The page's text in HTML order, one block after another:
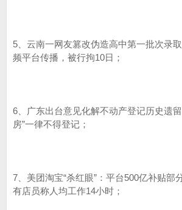
5、云南一网友篡改伪造高中第一批次录
频平台传播，被行拘10日；
6、广东出台意见化解不动产登记历史遗
房”一律不得登记；
7、美团淘宝“杀红眼”：平台500亿补贴部
有店员称人均工作14小时；